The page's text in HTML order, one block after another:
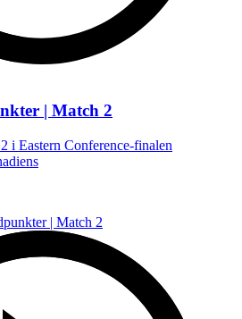
| Match 2
i Eastern Conference-finalen